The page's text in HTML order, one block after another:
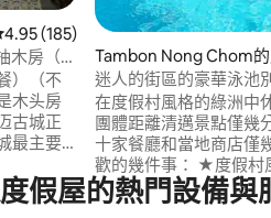
）
185 則評價中獲得 4.95 的平均評分
4.95 (185)
木房（10
）（不
木头房
古城正
最主要
六夜
钟步行
Tambon Nong Chom
迷人的街區的豪華泳池
在度假村風格的綠洲中
團體距離清邁景點僅幾
十家餐廳和當地商店僅幾步
歡的幾件事： ★度假村
尚小屋（共用且寬敞）
桌 地理位置★極佳。步
假屋的熱門設備與